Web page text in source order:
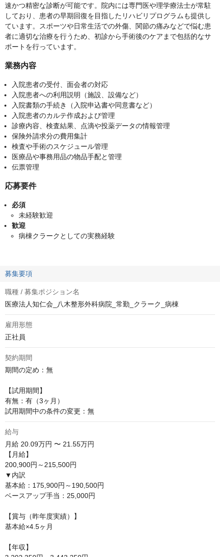
速かつ精密な診断が可能です。院内には専門医や理学療法士が常駐
しており、患者の早期回復を目指したリハビリプログラムも提供し
ています。スポーツや日常生活での外傷、関節の痛みなどで悩む患
者に適切な治療を行うため、初診から手術後のケアまで包括的なサ
ポートを行っています。
業務内容
入院患者の受付、面会者の対応
入院患者への利用説明（施設、設備など）
入院書類の手続き（入院申込書や同意書など）
入院患者のカルテ作成および管理
診療内容、検査結果、点滴や投薬データの情報管理
保険外請求分の費用集計
検査や手術のスケジュール管理
医療品や事務用品の物品手配と管理
伝票管理
応募要件
必須
未経験歓迎
歓迎
病棟クラークとしての実務経験
募集要項
職種 / 募集ポジション名
医療法人知仁会_八木整形外科病院_常勤_クラーク_病棟
雇用形態
正社員
契約期間
期間の定め：無
【試用期間】
有無：有（3ヶ月）
試用期間中の条件の変更：無
給与
月給 20.09万円 〜 21.55万円
【月給】
200,900円～215,500円
▼内訳
基本給：175,900円～190,500円
ベースアップ手当：25,000円
【賞与（昨年度実績）】
基本給×4.5ヶ月
【年収】